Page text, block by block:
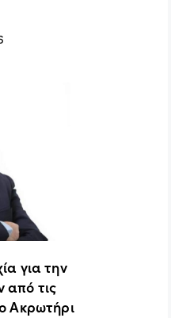
για την
από τις
Ακρωτήρι